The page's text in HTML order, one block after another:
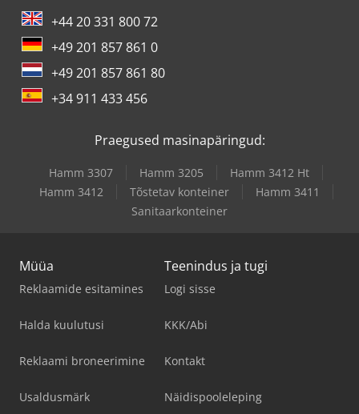
+44 20 331 800 72
+49 201 857 861 0
+49 201 857 861 80
+34 911 433 456
Praegused masinapäringud:
Hamm 3307 Hamm 3205
Hamm 3412 Ht
Hamm 3412
Tõstetav konteiner
Hamm 3411
Sanitaarkonteiner
Müüa
Reklaamide esitamines
Halda kuulutusi
Reklaami broneerimine
Usaldusmärk
Teenindus ja tugi
Logi sisse
KKK/Abi
Kontakt
Näidispooleleping